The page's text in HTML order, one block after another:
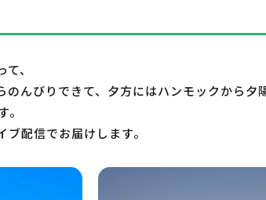
、
のんびりできて、夕方にはハンモックから夕
配信でお届けします。